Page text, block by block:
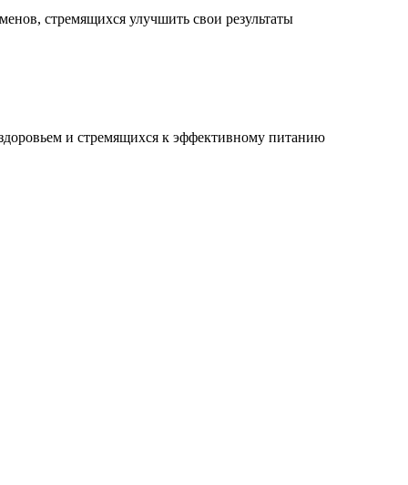
стремящихся улучшить свои результаты
и стремящихся к эффективному питанию